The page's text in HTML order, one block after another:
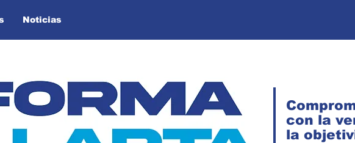
Noticias
con la
la